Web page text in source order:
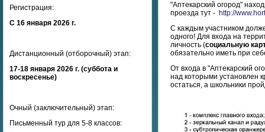
Регистрация:
С 16 января 2026 г.
Дистанционный (отборочный) этап:
17-18 января 2026 г. (суббота и
воскресенье)
Очный (заключительный) этап:
Письменный тур для 5-8 классов:
"Аптекарский огород"
проезда тут - http://
С каждым участником
одного! Для входа на
личность (социальную
обязательно иметь при
От входа в "Аптекарский
над которыми установлен
остаться, а школьники